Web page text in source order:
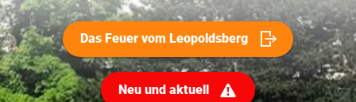
Das Feuer vom Leopoldsberg
Neu und aktuell